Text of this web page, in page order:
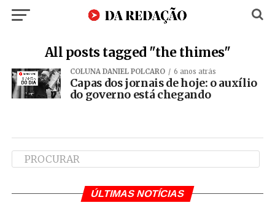
All posts tagged "the thimes"
COLUNA DANIEL POLCARO 6 anos atrás
Capas dos jornais de hoje: o auxílio
do governo está chegando
ÚLTIMAS NOTÍCIAS